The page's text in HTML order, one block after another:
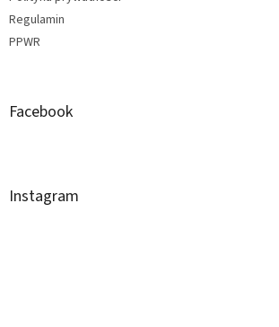
Regulamin
PPWR
Facebook
Instagram